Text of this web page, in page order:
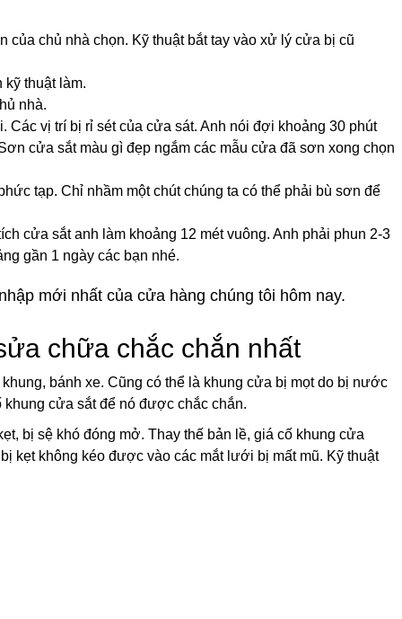
chủ nhà chọn. Kỹ thuật bắt tay vào xử lý cửa bị cũ
kỹ thuật làm.
nhà.
vị trí bị rỉ sét của cửa sát. Anh nói đợi khoảng 30 phút
cửa sắt màu gì đẹp ngắm các mẫu cửa đã sơn xong chọn
tạp. Chỉ nhầm một chút chúng ta có thể phải bù sơn để
cửa sắt anh làm khoảng 12 mét vuông. Anh phải phun 2-3
gần 1 ngày các bạn nhé.
mới nhất của cửa hàng chúng tôi hôm nay.
chữa chắc chắn nhất
bánh xe. Cũng có thể là khung cửa bị mọt do bị nước
cửa sắt để nó được chắc chắn.
bị sệ khó đóng mở. Thay thế bản lề, giá cố khung cửa
kẹt không kéo được vào các mắt lưới bị mất mũ. Kỹ thuật